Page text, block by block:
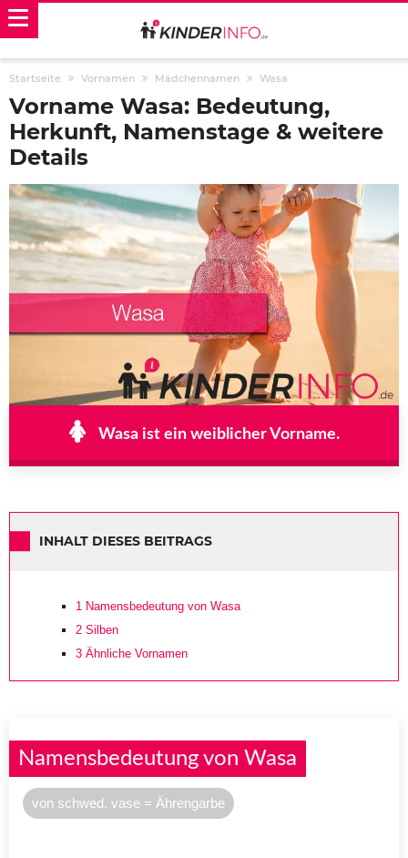
Startseite Vornamen Mädchennamen Wasa
Vorname Wasa: Bedeutung,
Herkunft, Namenstage & weitere
Details
Wasa ist ein weiblicher Vorname.
INHALT DIESES BEITRAGS
1 Namensbedeutung von Wasa
2 Silben
3 Ähnliche Vornamen
Namensbedeutung von Wasa
von schwed. vase = Ährengarbe